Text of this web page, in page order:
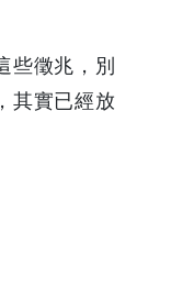
些徵兆，別
其實已經放